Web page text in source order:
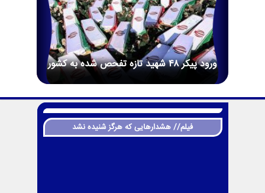
ورود پیکر ۴۸ شهید تازه تفحص شده به کشور
فیلم// هشدارهایی که هرگز شنیده نشد